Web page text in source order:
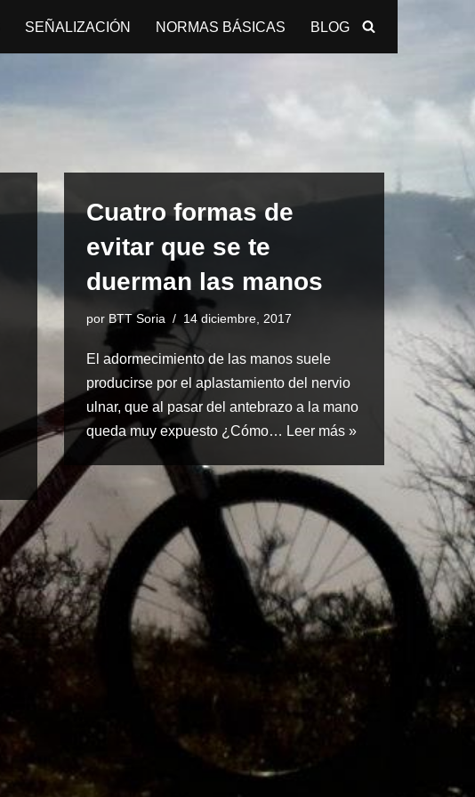
SEÑALIZACIÓN NORMAS BÁSICAS BLOG
Cuatro formas de
evitar que se te
duerman las manos
por BTT Soria 14 diciembre, 2017
El adormecimiento de las manos suele
producirse por el aplastamiento del nervio
ulnar, que al pasar del antebrazo a la mano
queda muy expuesto ¿Cómo… Leer más »